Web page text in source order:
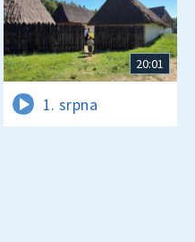
20:01
1. srpna